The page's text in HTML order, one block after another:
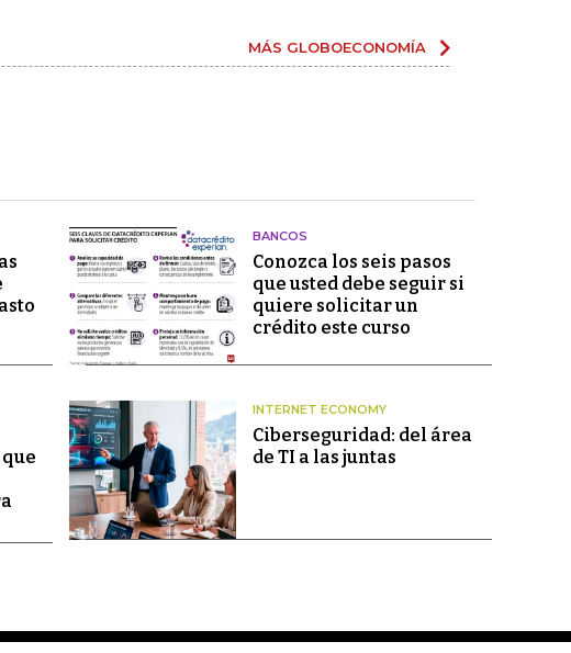
MÁS GLOBOECONOMÍA
BANCOS
Conozca los seis pasos
que usted debe seguir si
quiere solicitar un
crédito este curso
INTERNET ECONOMY
Ciberseguridad: del área
de TI a las juntas